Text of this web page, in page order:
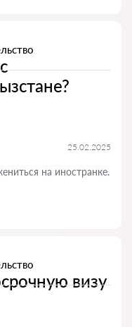
25.02.2025
на иностранке.
визу